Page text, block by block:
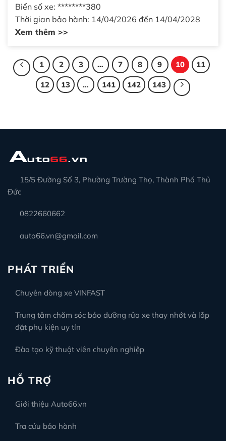
Biển số xe: ********380
Thời gian bảo hành: 14/04/2026 đến 14/04/2028
Xem thêm >>
1 2 3 … 7 8 9 10 11
12 13 … 141 142 143
15/5 Đường Số 3, Phường Trường Thọ, Thành Phố Thủ
Đức
0822660662
auto66.vn@gmail.com
PHÁT TRIỂN
Chuyên dòng xe VINFAST
Trung tâm chăm sóc bảo dưỡng rửa xe thay nhớt và lắp
đặt phụ kiện uy tín
Đào tạo kỹ thuật viên chuyên nghiệp
HỖ TRỢ
Giới thiệu Auto66.vn
Tra cứu bảo hành